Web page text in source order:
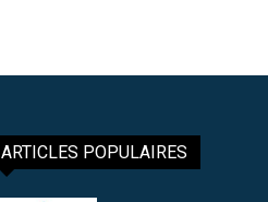
ARTICLES POPULAIRES